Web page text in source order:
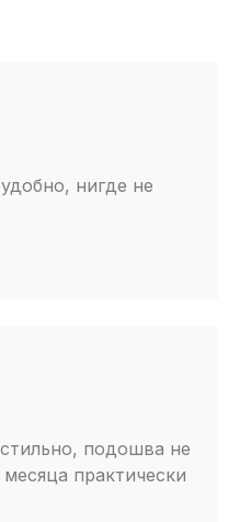
нигде не
подошва не
практически